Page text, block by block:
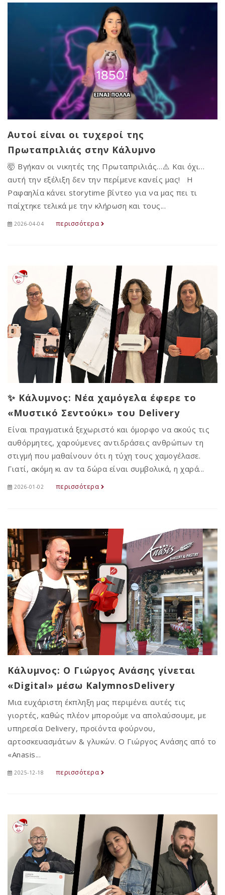
Αυτοί είναι οι τυχεροί της
Πρωταπριλιάς στην Κάλυμνο
🤯 Βγήκαν οι νικητές της Πρωταπριλιάς…⚠️ Και όχι…
αυτή την εξέλιξη δεν την περίμενε κανείς μας! Η
Ραφαηλία κάνει storytime βίντεο για να μας πει τι
παίχτηκε τελικά με την κλήρωση και τους...
2026-04-04 περισσότερα
✨ Κάλυμνος: Νέα χαμόγελα έφερε το
«Μυστικό Σεντούκι» του Delivery
Είναι πραγματικά ξεχωριστό και όμορφο να ακούς τις
αυθόρμητες, χαρούμενες αντιδράσεις ανθρώπων τη
στιγμή που μαθαίνουν ότι η τύχη τους χαμογέλασε.
Γιατί, ακόμη κι αν τα δώρα είναι συμβολικά, η χαρά...
2026-01-02 περισσότερα
Κάλυμνος: Ο Γιώργος Ανάσης γίνεται
«Digital» μέσω KalymnosDelivery
Μια ευχάριστη έκπληξη μας περιμένει αυτές τις
γιορτές, καθώς πλέον μπορούμε να απολαύσουμε, με
υπηρεσία Delivery, προϊόντα φούρνου,
αρτοσκευασμάτων & γλυκών. Ο Γιώργος Ανάσης από το
«Anasis...
2025-12-18 περισσότερα